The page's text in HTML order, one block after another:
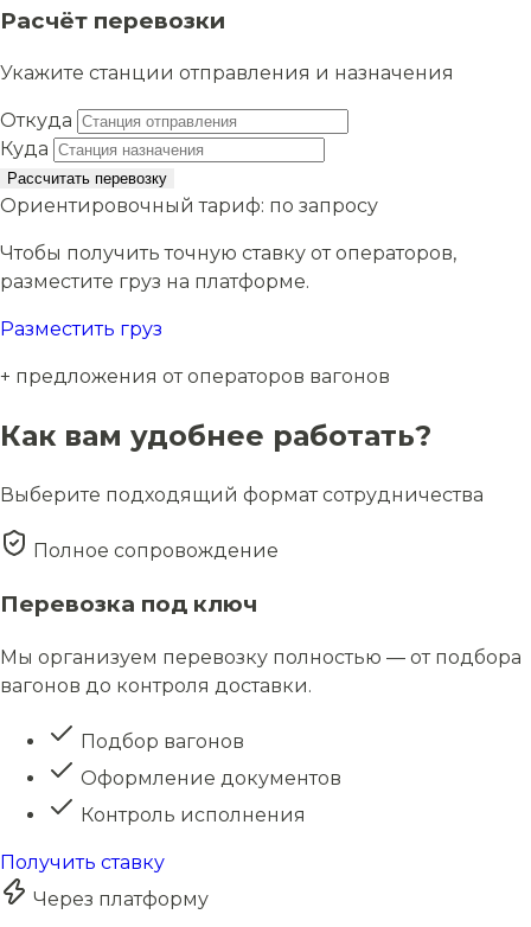
Расчёт перевозки
Укажите станции отправления и назначения
Откуда
Куда
Рассчитать перевозку
Ориентировочный тариф: по запросу
Чтобы получить точную ставку от операторов,
разместите груз на платформе.
Разместить груз
+ предложения от операторов вагонов
Как вам удобнее работать?
Выберите подходящий формат сотрудничества
Полное сопровождение
Перевозка под ключ
Мы организуем перевозку полностью — от подбора
вагонов до контроля доставки.
Подбор вагонов
Оформление документов
Контроль исполнения
Получить ставку
Через платформу